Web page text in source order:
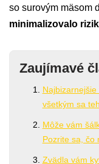
so surovým mäsom
minimalizovalo
Zaujímavé
všetkým sa
Môže vám
Pozrite sa, čo
Zvädla vám